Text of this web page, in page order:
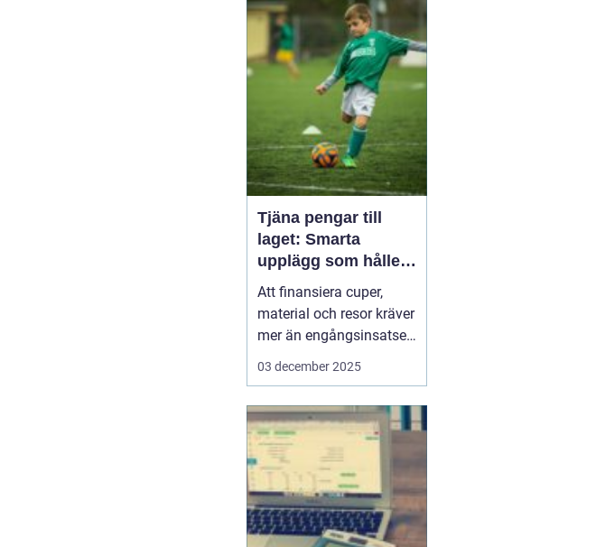
träningsläger, material,
domarkostnader och
resor äter snabbt upp
pengarna. Många söker
därför enkla och tydliga
20 januari 2026
Tjäna pengar till
laget: Smarta
upplägg som håller i
längden
Att finansiera cuper,
material och resor kräver
mer än engångsinsatser.
Många lag väljer idag
och lojala kunder. Fokus
ligger på vardagsvaror,
tydlig pl...
03 december 2025